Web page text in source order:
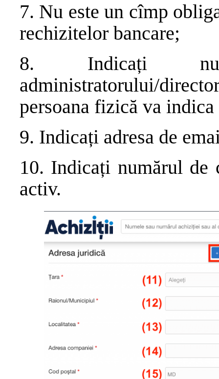
7. Nu este un cîmp
rechizitelor bancare;
8. Indicați
administratorului/
persoana fizică va
9. Indicați adresa de
10. Indicați numărul de
activ.